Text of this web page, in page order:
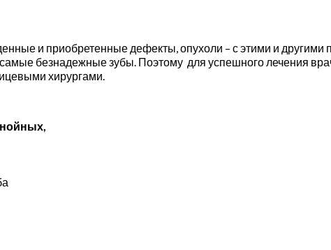
и приобретенные дефекты, опухоли – с этими и
безнадежные зубы. Поэтому для успешного лечения
хирургами.